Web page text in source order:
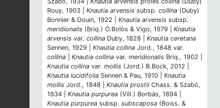
Rouy, 1903 | Knautia arvensis subsp. collina (Duby)
Bonnier & Douin, 1922 | Knautia arvensis subsp.
meridionalis (Briq.) O.Bolòs & Vigo, 1979 | Knautia
arvensis var. collina Duby, 1828 | Knautia ceretana
Sennen, 1929 | Knautia collina Jord., 1848 var.
collina
Knautia collina var. meridionalis Briq., 1902 |
Knautia collina var. mollis (Jord.) B.Bock, 2012 |
Knautia lucidifolia Sennen & Pau, 1910 | Knautia
mollis Jord., 1848 | Knautia prostii Chass. & Szabó,
1934 | Knautia purpurea (Vill.) Borbás, 1894 |
Knautia purpurea subsp. subscaposa (Boiss. &